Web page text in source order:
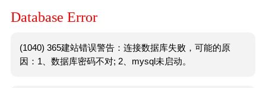
Database Error
(1040) 365建站错误警告：连接数据库失败，可能的原
因：1、数据库密码不对; 2、mysql未启动。